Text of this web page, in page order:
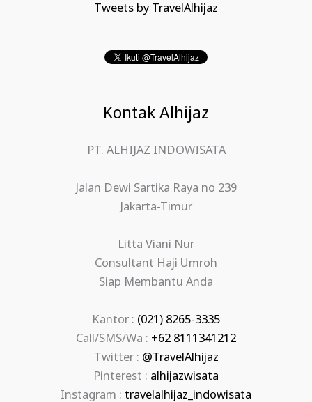
Tweets by TravelAlhijaz
Kontak Alhijaz
PT. ALHIJAZ INDOWISATA
Jalan Dewi Sartika Raya no 239
Jakarta-Timur
Litta Viani Nur
Consultant Haji Umroh
Siap Membantu Anda
Kantor : (021) 8265-3335
Call/SMS/Wa : +62 8111341212
Twitter : @TravelAlhijaz
Pinterest : alhijazwisata
Instagram : travelalhijaz_indowisata